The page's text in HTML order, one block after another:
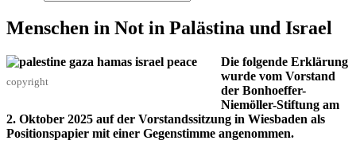
Menschen in Not in Palästina und Israel
copyright
Die folgende Erklärung
wurde vom Vorstand
der Bonhoeffer-
Niemöller-Stiftung am
2. Oktober 2025 auf der Vorstandssitzung in Wiesbaden als
Positionspapier mit einer Gegenstimme angenommen.